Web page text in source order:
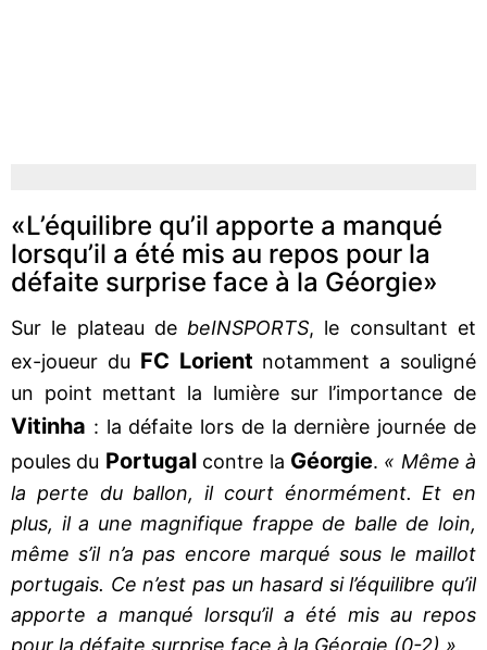
«L’équilibre qu’il apporte a manqué
lorsqu’il a été mis au repos pour la
défaite surprise face à la Géorgie»
Sur le plateau de beINSPORTS, le consultant et
ex-joueur du FC Lorient notamment a souligné
un point mettant la lumière sur l’importance de
Vitinha : la défaite lors de la dernière journée de
poules du Portugalcontre la Géorgie. « Même à
la perte du ballon, il court énormément. Et en
plus, il a une magnifique frappe de balle de loin,
même s’il n’a pas encore marqué sous le maillot
portugais. Ce n’est pas un hasard si l’équilibre qu’il
apporte a manqué lorsqu’il a été mis au repos
pour la défaite surprise face à la Géorgie (0-2) ».